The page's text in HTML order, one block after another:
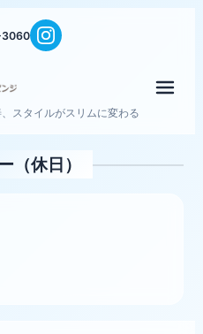
スタイルがスリムに変わる
（休日）